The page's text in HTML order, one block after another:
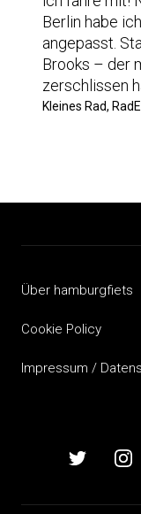
Berlin habe
angepasst.
Brooks – der
zerschlissen
Kleines Rad,
Über hamburgfiets
Cookie Policy
Impressum /
hamburgfietshamburgfiets
auf
auf